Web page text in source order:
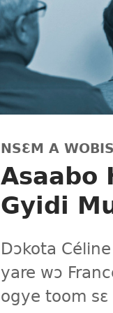
NSƐM A
Asaabo
Gyidi
Dɔkota
yare wɔ
ogye toom